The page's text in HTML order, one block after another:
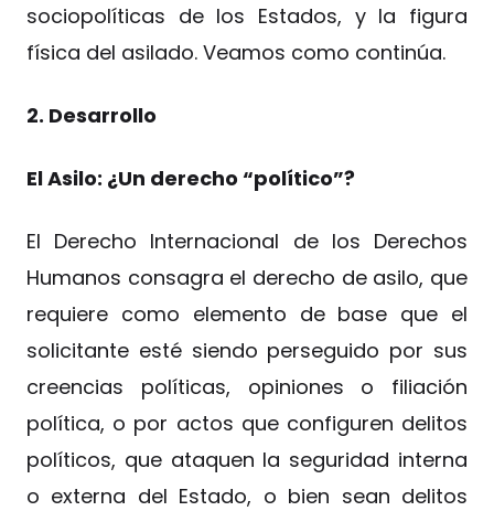
sociopolíticas de los Estados, y la figura
física del asilado. Veamos como continúa.
2. Desarrollo
El Asilo: ¿Un derecho “político”?
El Derecho Internacional de los Derechos
Humanos consagra el derecho de asilo, que
requiere como elemento de base que el
solicitante esté siendo perseguido por sus
creencias políticas, opiniones o filiación
política, o por actos que configuren delitos
políticos, que ataquen la seguridad interna
o externa del Estado, o bien sean delitos